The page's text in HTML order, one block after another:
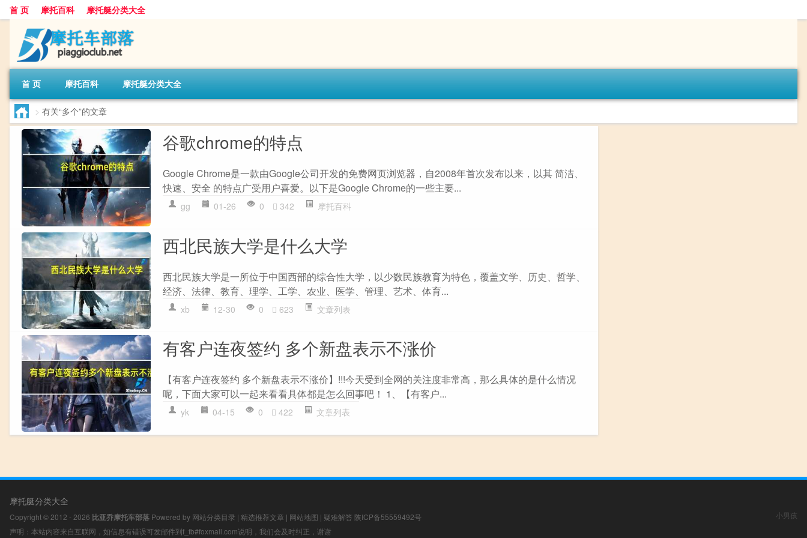
首 页 摩托百科 摩托艇分类大全
首 页 摩托百科 摩托艇分类大全
> 有关“多个”的文章
谷歌chrome的特点
Google Chrome是一款由Google公司开发的免费网页浏览器，自2008年首次发布以来，以其 简洁、
快速、安全 的特点广受用户喜爱。以下是Google Chrome的一些主要...
gg 01-26 0 342 摩托百科
西北民族大学是什么大学
西北民族大学是一所位于中国西部的综合性大学，以少数民族教育为特色，覆盖文学、历史、哲学、
经济、法律、教育、理学、工学、农业、医学、管理、艺术、体育...
xb 12-30 0 623 文章列表
有客户连夜签约 多个新盘表示不涨价
【有客户连夜签约 多个新盘表示不涨价】!!!今天受到全网的关注度非常高，那么具体的是什么情况
呢，下面大家可以一起来看看具体都是怎么回事吧！ 1、【有客户...
yk 04-15 0 422 文章列表
摩托艇分类大全
Copyright © 2012 - 2026 比亚乔摩托车部落 Powered by 网站分类目录 | 精选推荐文章 | 网站地图 | 疑难解答 陕ICP备55559492号
声明：本站内容来自互联网，如信息有错误可发邮件到f_fb#foxmail.com说明，我们会及时纠正，谢谢
小男孩